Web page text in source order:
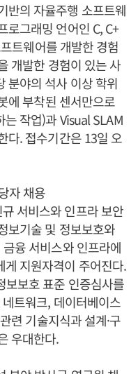
의 자율주행 소프트웨
로그래밍 언어인 C, C+
트웨어를 개발한 경험
개발한 경험이 있는 사
분야의 석사 이상 학위
에 부착된 센서만으로
작업)과 Visual SLAM
다. 접수기간은 13일 오
자 채용
서비스와 인프라 보안
보기술 및 정보보호와
융 서비스와 인프라에
지원자격이 주어진다.
보보호 표준 인증심사를
트워크, 데이터베이스
련 기술지식과 설계·구
우대한다.